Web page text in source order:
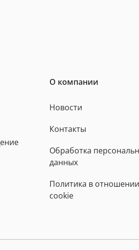
О компании
Новости
Контакты
Обработка
данных
Политика в отношении
cookie